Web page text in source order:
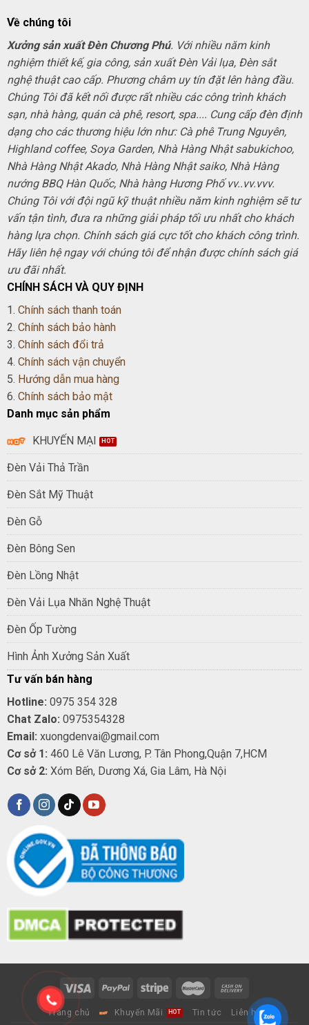
Về chúng tôi
Xưởng sản xuất Đèn Chương Phú. Với nhiều năm kinh
nghiệm thiết kế, gia công, sản xuất Đèn Vải lụa, Đèn sắt
nghệ thuật cao cấp. Phương châm uy tín đặt lên hàng đầu.
Chúng Tôi đã kết nối được rất nhiều các công trình khách
sạn, nhà hàng, quán cà phê, resort, spa.... Cung cấp đèn định
dạng cho các thương hiệu lớn như: Cà phê Trung Nguyên,
Highland coffee, Soya Garden, Nhà Hàng Nhật sabukichoo,
Nhà Hàng Nhật Akado, Nhà Hàng Nhật saiko, Nhà Hàng
nướng BBQ Hàn Quốc, Nhà hàng Hương Phố vv..vv.vvv.
Chúng Tôi với đội ngũ kỹ thuật nhiều năm kinh nghiệm sẽ tư
vấn tận tình, đưa ra những giải pháp tối ưu nhất cho khách
hàng lựa chọn. Chính sách giá cực tốt cho khách công trình.
Hãy liên hệ ngay với chúng tôi để nhận được chính sách giá
ưu đãi nhất.
CHÍNH SÁCH VÀ QUY ĐỊNH
1. Chính sách thanh toán
2. Chính sách bảo hành
3. Chính sách đổi trả
4. Chính sách vận chuyển
5. Hướng dẫn mua hàng
6. Chính sách bảo mật
Danh mục sản phẩm
KHUYẾN MẠI
Đèn Vải Thả Trần
Đèn Sắt Mỹ Thuật
Đèn Gỗ
Đèn Bông Sen
Đèn Lồng Nhật
Đèn Vải Lụa Nhăn Nghệ Thuật
Đèn Ốp Tường
Hình Ảnh Xưởng Sản Xuất
Tư vấn bán hàng
Hotline: 0975 354 328
Chat Zalo: 0975354328
Email: xuongdenvai@gmail.com
Cơ sở 1: 460 Lê Văn Lương, P. Tân Phong,Quận 7,HCM
Cơ sở 2: Xóm Bến, Dương Xá, Gia Lâm, Hà Nội
Trang chủ Khuyến Mãi Tin tức Liên hệ